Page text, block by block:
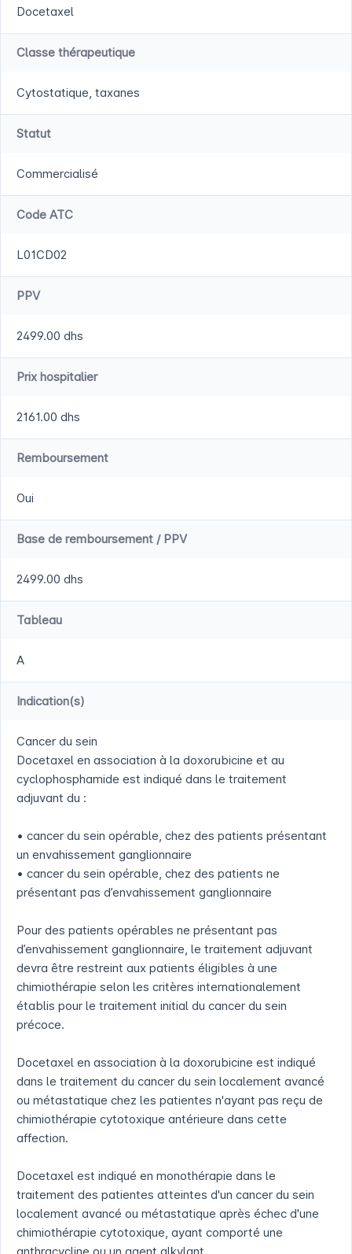
Docetaxel
Classe thérapeutique
Cytostatique, taxanes
Statut
Commercialisé
Code ATC
L01CD02
PPV
2499.00 dhs
Prix hospitalier
2161.00 dhs
Remboursement
Oui
Base de remboursement / PPV
2499.00 dhs
Tableau
A
Indication(s)
Cancer du sein
Docetaxel en association à la doxorubicine et au
cyclophosphamide est indiqué dans le traitement
adjuvant du :
• cancer du sein opérable, chez des patients présentant
un envahissement ganglionnaire
• cancer du sein opérable, chez des patients ne
présentant pas d’envahissement ganglionnaire
Pour des patients opérables ne présentant pas
d’envahissement ganglionnaire, le traitement adjuvant
devra être restreint aux patients éligibles à une
chimiothérapie selon les critères internationalement
établis pour le traitement initial du cancer du sein
précoce.
Docetaxel en association à la doxorubicine est indiqué
dans le traitement du cancer du sein localement avancé
ou métastatique chez les patientes n'ayant pas reçu de
chimiothérapie cytotoxique antérieure dans cette
affection.
Docetaxel est indiqué en monothérapie dans le
traitement des patientes atteintes d'un cancer du sein
localement avancé ou métastatique après échec d'une
chimiothérapie cytotoxique, ayant comporté une